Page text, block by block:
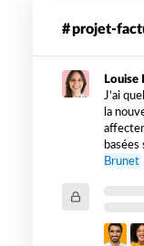
lorsque
Slack
EKM
projet-
Louise
J’ai
la
basées
Brunet